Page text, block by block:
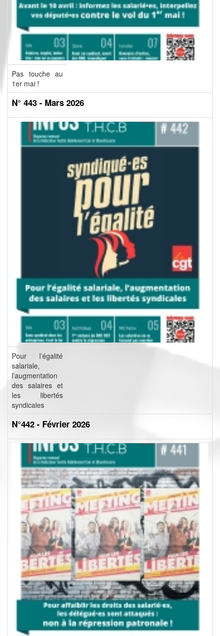
Pas touche au
1er mai !
N° 443 - Mars 2026
Pour l’égalité
salariale,
l’augmentation
des salaires et
les libertés
syndicales
N°442 - Février 2026